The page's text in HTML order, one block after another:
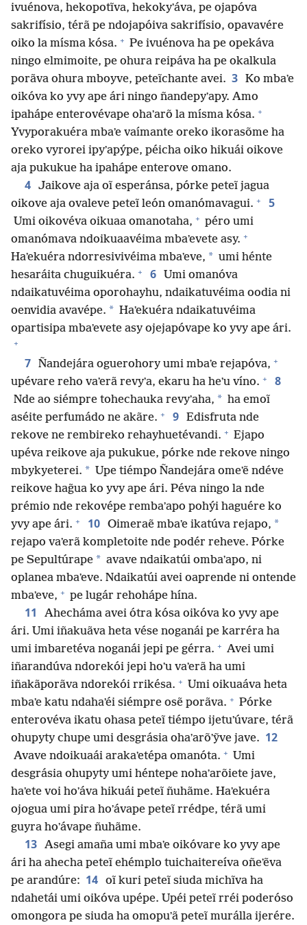
ivuénova, hekopotĩva, hekokyʼáva, pe ojapóva
sakrifísio, térã pe ndojapóiva sakrifísio, opavavére
oiko la mísma kósa. + Pe ivuénova ha pe opekáva
ningo elmimoite, pe ohura reipáva ha pe okalkula
porãva ohura mboyve, peteĩchante avei. 3 Ko mbaʼe
oikóva ko yvy ape ári ningo ñandepyʼapy. Amo
ipahápe enterovévape ohaʼarõ la mísma kósa. +
Yvyporakuéra mbaʼe vaímante oreko ikorasõme ha
oreko vyrorei ipyʼapýpe, péicha oiko hikuái oikove
aja pukukue ha ipahápe enterove omano.
4 Jaikove aja oĩ esperánsa, pórke peteĩ jagua
oikove aja ovaleve peteĩ león omanómavagui. + 5
Umi oikovéva oikuaa omanotaha, + péro umi
omanómava ndoikuaavéima mbaʼevete asy. +
Haʼekuéra ndorresivivéima mbaʼeve, * umi hénte
hesaráita chuguikuéra. + 6
Umi omanóva
ndaikatuvéima oporohayhu, ndaikatuvéima oodia ni
oenvidia avavépe. * Haʼekuéra ndaikatuvéima
opartisipa mbaʼevete asy ojejapóvape ko yvy ape ári.
+
7 Ñandejára oguerohory umi mbaʼe rejapóva, +
upévare reho vaʼerã revyʼa, ekaru ha heʼu víno. + 8
Nde ao siémpre tohechauka revyʼaha, * ha emoĩ
aséite perfumádo ne akãre. + 9 Edisfruta nde
rekove ne rembireko rehayhuetévandi. + Ejapo
upéva reikove aja pukukue, pórke nde rekove ningo
mbykyeterei. * Upe tiémpo Ñandejára omeʼẽ ndéve
reikove hag̃ua ko yvy ape ári. Péva ningo la nde
prémio nde rekovépe rembaʼapo pohýi haguére ko
yvy ape ári. + 10 Oimeraẽ mbaʼe ikatúva rejapo, *
rejapo vaʼerã kompletoite nde podér reheve. Pórke
pe Sepultúrape * avave ndaikatúi ombaʼapo, ni
oplanea mbaʼeve. Ndaikatúi avei oaprende ni ontende
mbaʼeve, + pe lugár rehohápe hína.
11
Ahecháma avei ótra kósa oikóva ko yvy ape
ári. Umi iñakuãva heta vése noganái pe karréra ha
umi imbaretéva noganái jepi pe gérra. + Avei umi
iñarandúva ndorekói jepi hoʼu vaʼerã ha umi
iñakãporãva ndorekói rrikésa. + Umi oikuaáva heta
mbaʼe katu ndahaʼéi siémpre osẽ porãva. + Pórke
enterovéva ikatu ohasa peteĩ tiémpo ijetuʼúvare, térã
ohupyty chupe umi desgrásia ohaʼarõʼỹve jave. 12
Avave ndoikuaái arakaʼetépa omanóta. + Umi
desgrásia ohupyty umi héntepe nohaʼarõiete jave,
haʼete voi hoʼáva hikuái peteĩ ñuhãme. Haʼekuéra
ojogua umi pira hoʼávape peteĩ rrédpe, térã umi
guyra hoʼávape ñuhãme.
13 Asegi amaña umi mbaʼe oikóvare ko yvy ape
ári ha ahecha peteĩ ehémplo tuichaitereíva oñeʼẽva
pe arandúre: 14 oĩ kuri peteĩ siuda michĩva ha
ndahetái umi oikóva upépe. Upéi peteĩ rréi poderóso
omongora pe siuda ha omopuʼã peteĩ murálla ijerére.